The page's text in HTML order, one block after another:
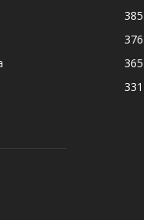
385
376
365
331